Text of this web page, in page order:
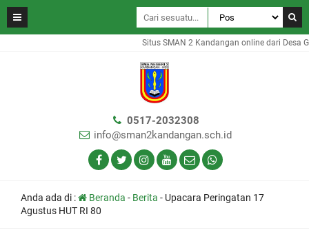
Situs SMAN 2 Kandangan online dari Desa
0517-2032308
info@sman2kandangan.sch.id
Anda ada di : Beranda - Berita - Upacara Peringatan 17
Agustus HUT RI 80